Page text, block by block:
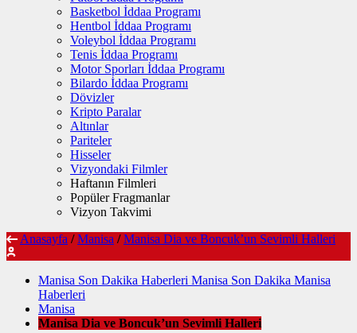
Basketbol İddaa Programı
Hentbol İddaa Programı
Voleybol İddaa Programı
Tenis İddaa Programı
Motor Sporları İddaa Programı
Bilardo İddaa Programı
Dövizler
Kripto Paralar
Altınlar
Pariteler
Hisseler
Vizyondaki Filmler
Haftanın Filmleri
Popüler Fragmanlar
Vizyon Takvimi
Anasayfa / Manisa / Manisa Dia ve Boncuk’un Sevimli Halleri
Manisa Son Dakika Haberleri Manisa Son Dakika Manisa
Haberleri
Manisa
Manisa Dia ve Boncuk’un Sevimli Halleri